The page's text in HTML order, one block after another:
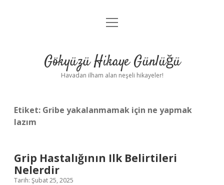
Anasayfa
Yasal Uyarı
menüyü
Gökyüzü Hikaye Günlüğü
Havadan ilham alan neşeli hikayeler!
Etiket: Gribe yakalanmamak için ne yapmak
lazım
Grip Hastalığının Ilk Belirtileri
Nelerdir
Tarih: Şubat 25, 2025